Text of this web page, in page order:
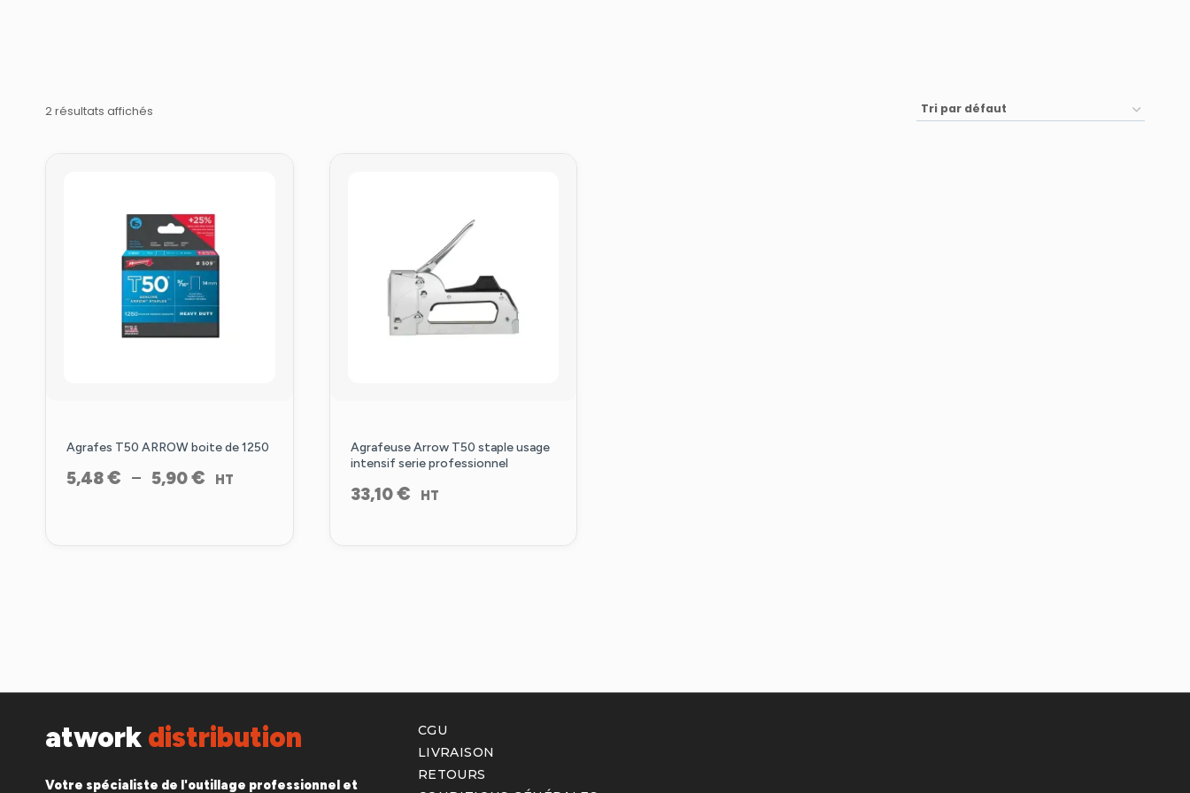
2 résultats affichés
Agrafes T50 ARROW boite de 1250
5,48€ – 5,90€ Plage
HT
Agrafeuse Arrow T50 staple usage
intensif serie professionnel
33,10€ HT
atwork distribution
Votre spécialiste de l'outillage professionnel et
CGU
LIVRAISON
RETOURS